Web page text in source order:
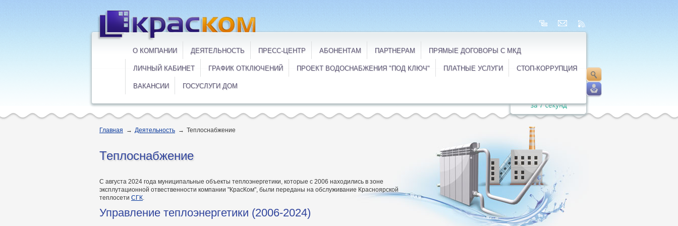
О КОМПАНИИ ДЕЯТЕЛЬНОСТЬ ПРЕСС-ЦЕНТР АБОНЕНТАМ ПАРТНЕРАМ ПРЯМЫЕ ДОГОВОРЫ С МКД
ЛИЧНЫЙ КАБИНЕТ ГРАФИК ОТКЛЮЧЕНИЙ ПРОЕКТ ВОДОСНАБЖЕНИЯ "ПОД КЛЮЧ" ПЛАТНЫЕ УСЛУГИ СТОП-КОРРУПЦИЯ
ВАКАНСИИ ГОСУСЛУГИ ДОМ
Главная → Деятельность → Теплоснабжение
Теплоснабжение
С августа 2024 года муниципальные объекты теплоэнергетики, которые с 2006 находились в зоне
эксплутационной отвественности компании "КрасКом", были переданы на обслуживание Красноярской
теплосети СГК.
Управление теплоэнергетики (2006-2024)